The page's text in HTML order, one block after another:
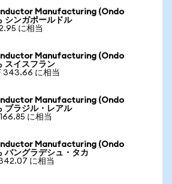
Manufacturing (Ondo
シンガポールドル
に相当
Manufacturing (Ondo
スイスフラン
343.66 に相当
Manufacturing (Ondo
ブラジル・レアル
に相当
Manufacturing (Ondo
バングラデシュ・タカ
に相当